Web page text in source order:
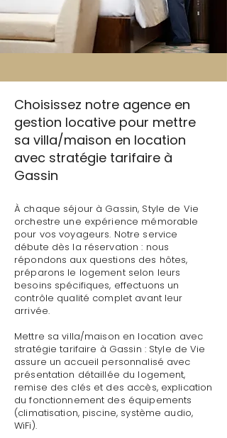
Choisissez notre agence en
gestion locative pour mettre
sa villa/maison en location
avec stratégie tarifaire à
Gassin
À chaque séjour à Gassin, Style de Vie
orchestre une expérience mémorable
pour vos voyageurs. Notre service
débute dès la réservation : nous
répondons aux questions des hôtes,
préparons le logement selon leurs
besoins spécifiques, effectuons un
contrôle qualité complet avant leur
arrivée.
Mettre sa villa/maison en location avec
stratégie tarifaire à Gassin : Style de Vie
assure un accueil personnalisé avec
présentation détaillée du logement,
remise des clés et des accès, explication
du fonctionnement des équipements
(climatisation, piscine, système audio,
WiFi).